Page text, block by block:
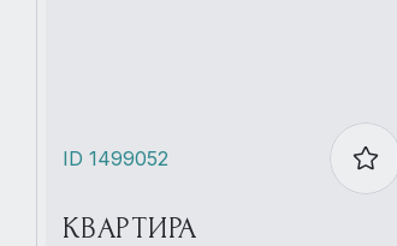
ID 1499052
КВАРТИРА